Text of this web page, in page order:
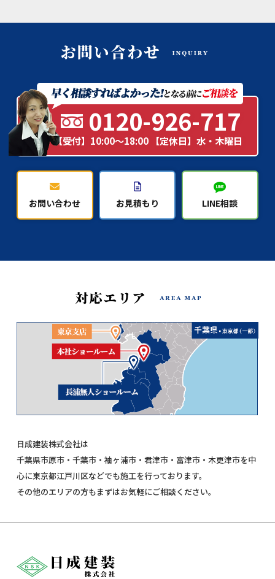
0120-926-717
【受付】10:00～18:00 【定休日】水・木曜日
お問い合わせ お見積もり LINE相談
日成建装株式会社は
千葉県市原市・千葉市・袖ヶ浦市・君津市・富津市・木更津市を中
心に東京都江戸川区などでも施工を行っております。
その他のエリアの方もまずはお気軽にご相談ください。